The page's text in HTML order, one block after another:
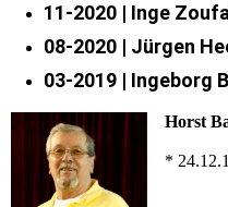
11-2020 | Inge
08-2020 | Jürgen
03-2019 | Ingeborg
Horst
*